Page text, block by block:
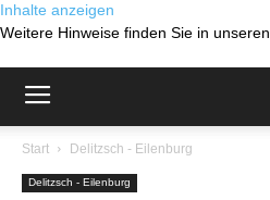
Inhalte anzeigen
Weitere Hinweise finden Sie in unseren
Start Delitzsch - Eilenburg
Delitzsch - Eilenburg